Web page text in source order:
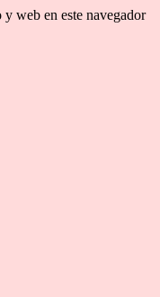
web en este navegador